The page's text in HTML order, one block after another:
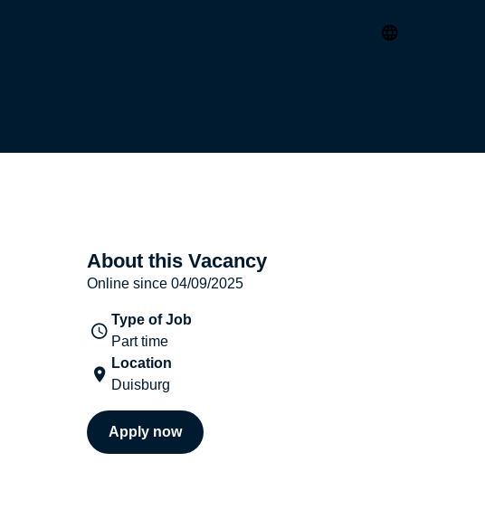
About this Vacancy
Online since 04/09/2025
Type of Job
Part time
Location
Duisburg
Apply now